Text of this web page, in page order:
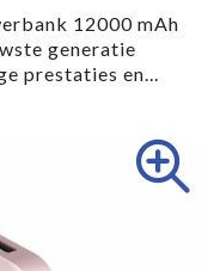
12000 mAh
generatie
prestaties en...